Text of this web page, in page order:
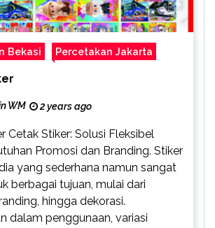
Bekasi Percetakan Jakarta
WM 2 years ago
Cetak Stiker: Solusi Fleksibel
Promosi dan Branding. Stiker
yang sederhana namun sangat
berbagai tujuan, mulai dari
hingga dekorasi.
dalam penggunaan, variasi